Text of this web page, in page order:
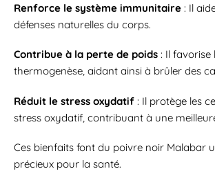
Renforce le système immunitaire : Il
défenses naturelles du corps.
Contribue à la perte de poids : Il favorise
thermogenèse, aidant ainsi à brûler des
Réduit le stress oxydatif : Il protège les
stress oxydatif, contribuant à une
Ces bienfaits font du poivre noir Malabar
précieux pour la santé.